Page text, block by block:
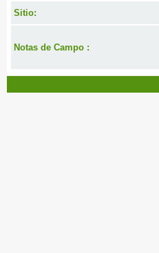
Sitio:
Notas de Campo :